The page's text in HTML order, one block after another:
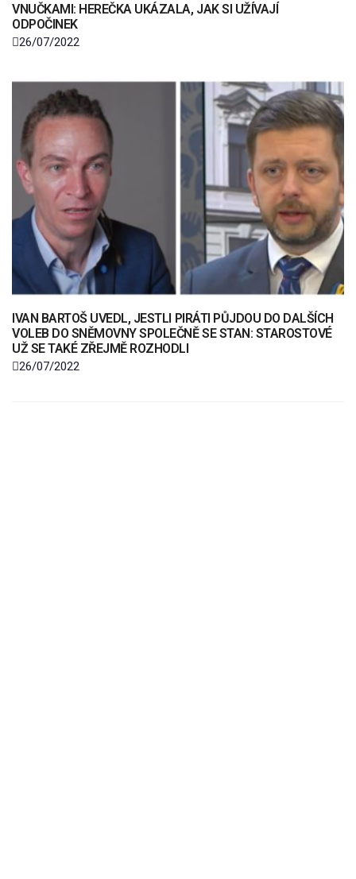
VNUČKAMI: HEREČKA UKÁZALA, JAK SI UŽÍVAJÍ
ODPOČINEK
26/07/2022
IVAN BARTOŠ UVEDL, JESTLI PIRÁTI PŮJDOU DO DALŠÍCH
VOLEB DO SNĚMOVNY SPOLEČNĚ SE STAN: STAROSTOVÉ
UŽ SE TAKÉ ZŘEJMĚ ROZHODLI
26/07/2022